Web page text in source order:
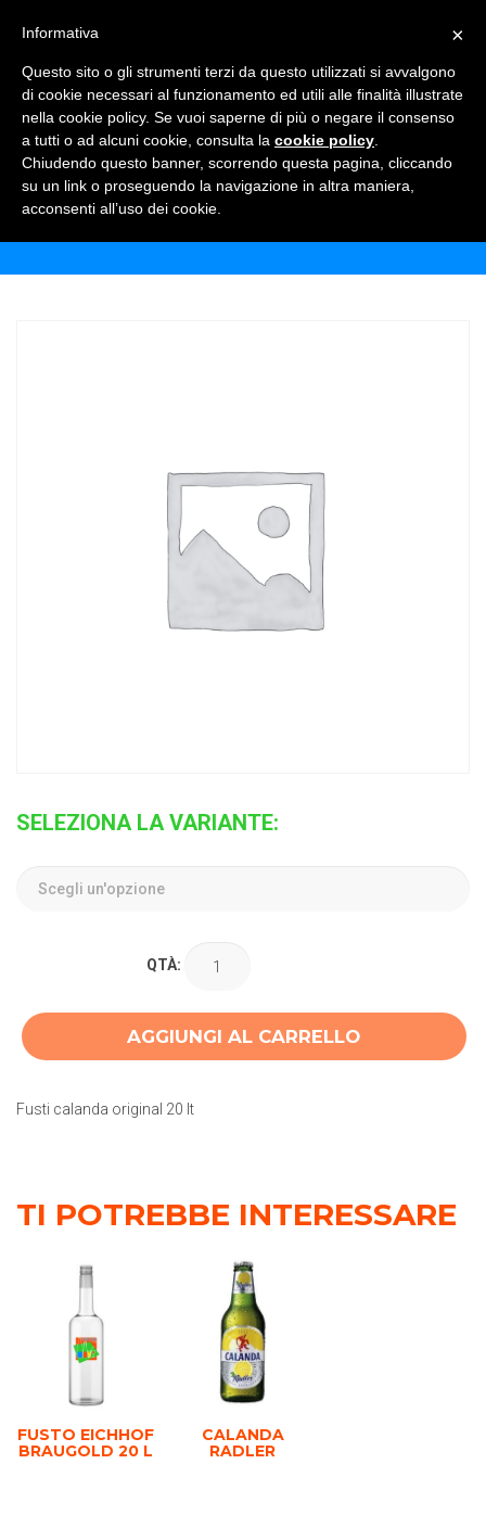
FUSTI CALANDA ORIGINAL 20 LT
Home Shop Birre
SELEZIONA LA VARIANTE:
QTÀ:
AGGIUNGI AL CARRELLO
Fusti calanda original 20 lt
TI POTREBBE INTERESSARE
FUSTO EICHHOF
BRAUGOLD 20 L
CALANDA
RADLER
×
Informativa
Questo sito o gli strumenti terzi da questo utilizzati si avvalgono
di cookie necessari al funzionamento ed utili alle finalità illustrate
nella cookie policy. Se vuoi saperne di più o negare il consenso
a tutti o ad alcuni cookie, consulta la cookie policy
Chiudendo questo banner, scorrendo questa pagina, cliccando
su un link o proseguendo la navigazione in altra maniera,
acconsenti all’uso dei cookie.